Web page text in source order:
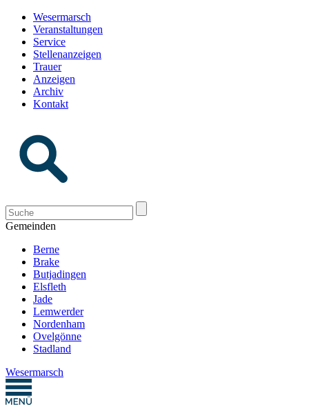
Wesermarsch
Veranstaltungen
Service
Stellenanzeigen
Trauer
Anzeigen
Archiv
Kontakt
Gemeinden
Berne
Brake
Butjadingen
Elsfleth
Jade
Lemwerder
Nordenham
Ovelgönne
Stadland
Wesermarsch